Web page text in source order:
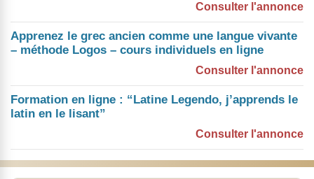
Consulter l'annonce
Apprenez le grec ancien comme une langue vivante
– méthode Logos – cours individuels en ligne
Consulter l'annonce
Formation en ligne : “Latine Legendo, j’apprends le
latin en le lisant”
Consulter l'annonce